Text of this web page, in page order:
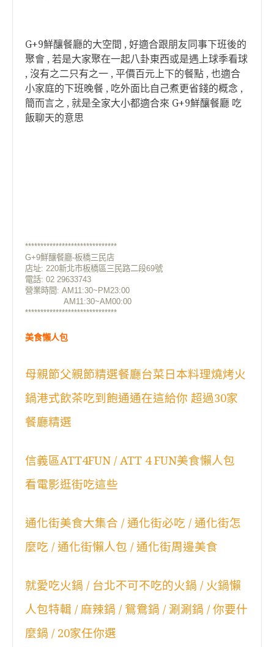
G+9鮮釀餐廳的大空間 , 好適合跟朋友同事下班後的
聚會 , 若是大家聚在一起八卦東西或是遇上球季看球
, 沒有之二只有之一 , 平價百元上下的餐點 , 也適合
小家庭的下班晚餐 , 吃外面比自己煮更省錢的概念 ,
簡而言之 , 就是全家大小都適合來 G+9鮮釀餐廳 吃
飯聊天的意思
******************************
G+9鮮釀餐廳-板橋三民店
店址: 220新北市板橋區三民路二段69號
電話: 02 29633743
營業時間: AM11:30~PM23:00
AM11:30~AM00:00
******************************
美食懶人包
母親節父親節精選餐廳台菜日本料理燒烤火
鍋港式飲茶吃到飽通通在這給你 超過30家
餐廳精選
信義區ATT4FUN / ATT 4 FUN美食懶人包
看電影逛街吃這些
通化街美食大集合 / 通化街必吃 / 通化街怎
麼吃 / 通化街懶人包 / 通化街周邊美食
就愛吃火鍋 / 台北不可不吃的火鍋 / 火鍋懶
人包特輯 / 麻辣鍋 / 鴛鴦鍋 / 涮涮鍋 / 你要什
麼鍋 / 20家任你選